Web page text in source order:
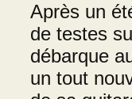
Après un
de testes
débarque
un tout